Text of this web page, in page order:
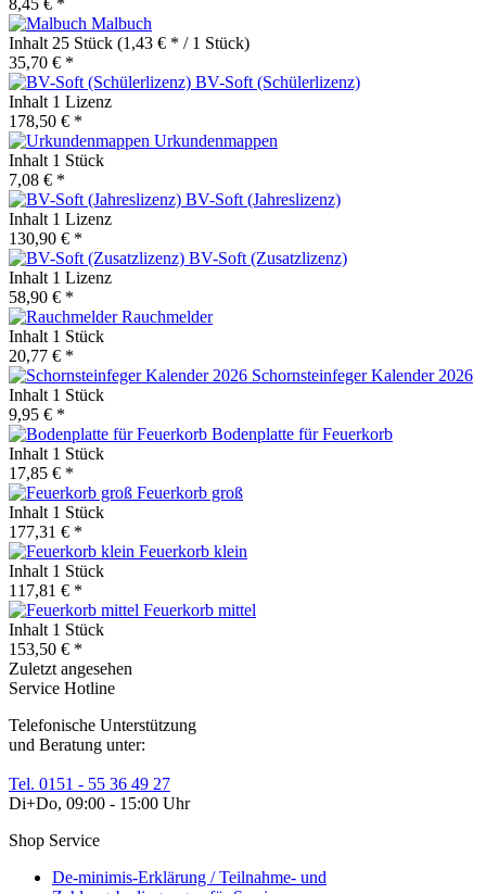
Malbuch
Inhalt 25 Stück (1,43 € * / 1 Stück)
35,70 € *
BV-Soft (Schülerlizenz)
Inhalt 1 Lizenz
178,50 € *
Urkundenmappen
Inhalt 1 Stück
7,08 € *
BV-Soft (Jahreslizenz)
Inhalt 1 Lizenz
130,90 € *
BV-Soft (Zusatzlizenz)
Inhalt 1 Lizenz
58,90 € *
Rauchmelder
Inhalt 1 Stück
20,77 € *
Schornsteinfeger Kalender 2026
Inhalt 1 Stück
9,95 € *
Bodenplatte für Feuerkorb
Inhalt 1 Stück
17,85 € *
Feuerkorb groß
Inhalt 1 Stück
177,31 € *
Feuerkorb klein
Inhalt 1 Stück
117,81 € *
Feuerkorb mittel
Inhalt 1 Stück
153,50 € *
Zuletzt angesehen
Service Hotline
Telefonische Unterstützung
und Beratung unter:
Tel. 0151 - 55 36 49 27
Di+Do, 09:00 - 15:00 Uhr
Shop Service
De-minimis-Erklärung / Teilnahme- und